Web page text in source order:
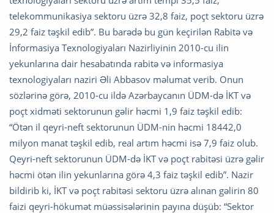
telekommunikasiya sektoru üzrə 32,8 faiz, poçt sektoru üzrə
29,2 faiz təşkil edib”. Bu barədə bu gün keçirilən Rabitə və
İnformasiya Texnologiyaları Nazirliyinin 2010-cu ilin
yekunlarına dair hesabatında rabitə və informasiya
texnologiyaları naziri Əli Abbasov məlumat verib. Onun
sözlərinə görə, 2010-cu ildə Azərbaycanın ÜDM-də İKT və
poçt xidməti sektorunun gəlir həcmi 1,9 faiz təşkil edib:
“Ötən il qeyri-neft sektorunun ÜDM-nin həcmi 18442,0
milyon manat təşkil edib, real artım həcmi isə 7,9 faiz olub.
Qeyri-neft sektorunun ÜDM-də İKT və poçt rabitəsi üzrə gəlir
həcmi ötən ilin yekunlarına görə 4,3 faiz təşkil edib”. Nazir
bildirib ki, İKT və poçt rabitəsi sektoru üzrə alınan gəlirin 80
faizi qeyri-hökumət müəssisələrinin payına düşüb: “Sektor